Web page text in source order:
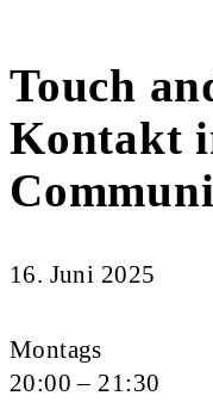
Touch
Kontakt
16. Juni 2025
Montags
20:00 – 21:30